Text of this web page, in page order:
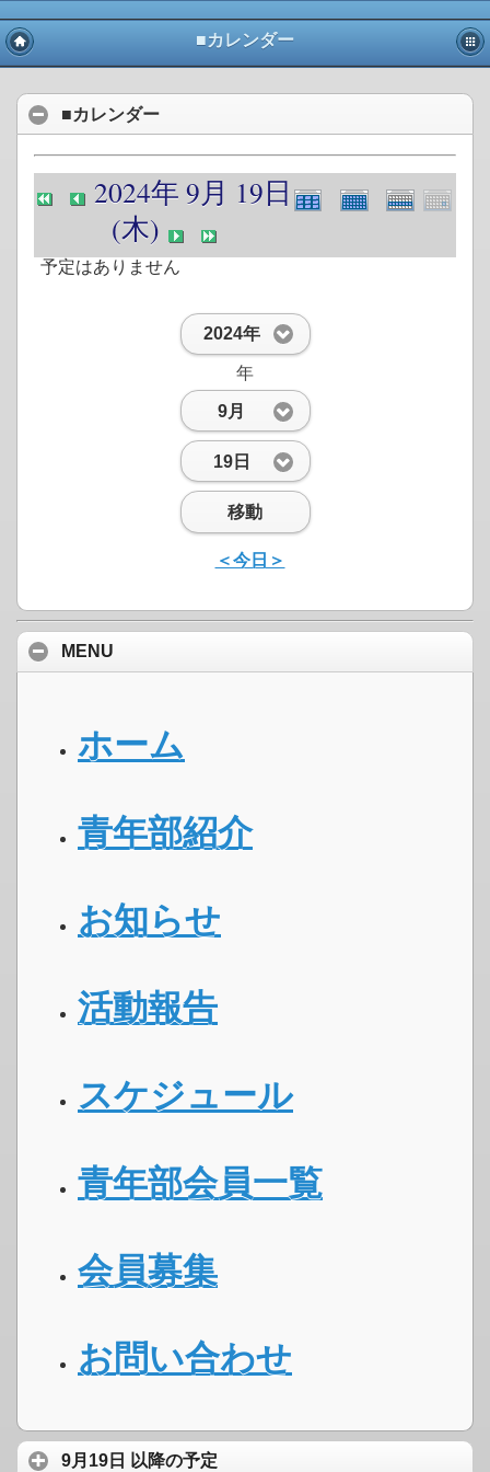
■カレンダー
■カレンダー
2024年 9月 19日
(木)
予定はありません
2024年
年
9月
19日
移動
＜今日＞
MENU
ホーム
青年部紹介
お知らせ
活動報告
スケジュール
青年部会員一覧
会員募集
お問い合わせ
9月19日 以降の予定